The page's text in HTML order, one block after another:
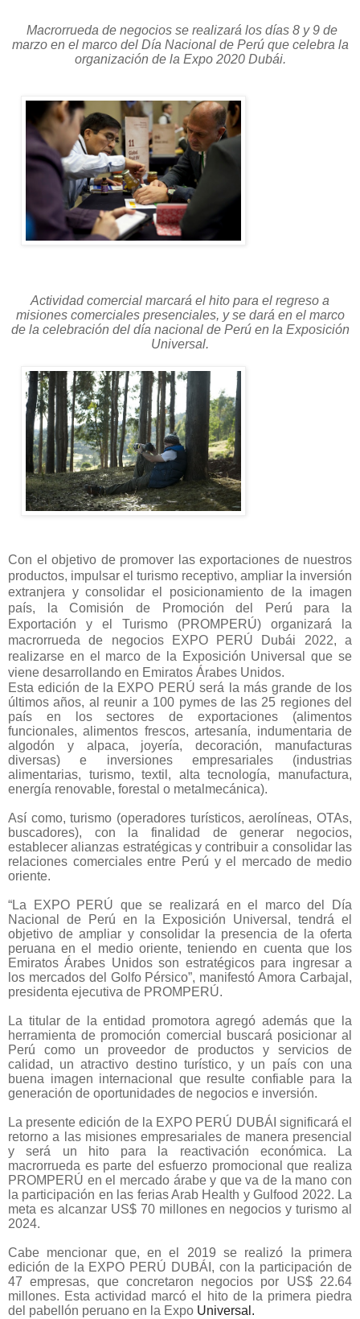
Macrorrueda de negocios se realizará los días 8 y 9 de
marzo en el marco del Día Nacional de Perú que celebra la
organización de la Expo 2020 Dubái.
Actividad comercial marcará el hito para el regreso a
misiones comerciales presenciales, y se dará en el marco
de la celebración del día nacional de Perú en la Exposición
Universal.
Con el objetivo de promover las exportaciones de nuestros
productos, impulsar el turismo receptivo, ampliar la inversión
extranjera y consolidar el posicionamiento de la imagen
país, la Comisión de Promoción del Perú para la
Exportación y el Turismo (PROMPERÚ) organizará la
macrorrueda de negocios EXPO PERÚ Dubái 2022, a
realizarse en el marco de la Exposición Universal que se
viene desarrollando en Emiratos Árabes Unidos.
Esta edición de la EXPO PERÚ será la más grande de los
últimos años, al reunir a 100 pymes de las 25 regiones del
país en los sectores de exportaciones (alimentos
funcionales, alimentos frescos, artesanía, indumentaria de
algodón y alpaca, joyería, decoración, manufacturas
diversas) e inversiones empresariales (industrias
alimentarias, turismo, textil, alta tecnología, manufactura,
energía renovable, forestal o metalmecánica).
Así como, turismo (operadores turísticos, aerolíneas, OTAs,
buscadores), con la finalidad de generar negocios,
establecer alianzas estratégicas y contribuir a consolidar las
relaciones comerciales entre Perú y el mercado de medio
oriente.
“La EXPO PERÚ que se realizará en el marco del Día
Nacional de Perú en la Exposición Universal, tendrá el
objetivo de ampliar y consolidar la presencia de la oferta
peruana en el medio oriente, teniendo en cuenta que los
Emiratos Árabes Unidos son estratégicos para ingresar a
los mercados del Golfo Pérsico”, manifestó Amora Carbajal,
presidenta ejecutiva de PROMPERÚ.
La titular de la entidad promotora agregó además que la
herramienta de promoción comercial buscará posicionar al
Perú como un proveedor de productos y servicios de
calidad, un atractivo destino turístico, y un país con una
buena imagen internacional que resulte confiable para la
generación de oportunidades de negocios e inversión.
La presente edición de la EXPO PERÚ DUBÁI significará el
retorno a las misiones empresariales de manera presencial
y será un hito para la reactivación económica. La
macrorrueda es parte del esfuerzo promocional que realiza
PROMPERÚ en el mercado árabe y que va de la mano con
la participación en las ferias Arab Health y Gulfood 2022. La
meta es alcanzar US$ 70 millones en negocios y turismo al
2024.
Cabe mencionar que, en el 2019 se realizó la primera
edición de la EXPO PERÚ DUBÁI, con la participación de
47 empresas, que concretaron negocios por US$ 22.64
millones. Esta actividad marcó el hito de la primera piedra
del pabellón peruano en la Expo Universal.